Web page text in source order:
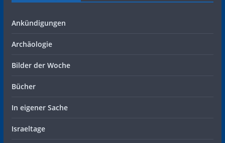
Ankündigungen
Archäologie
Bilder der Woche
Bücher
In eigener Sache
Israeltage